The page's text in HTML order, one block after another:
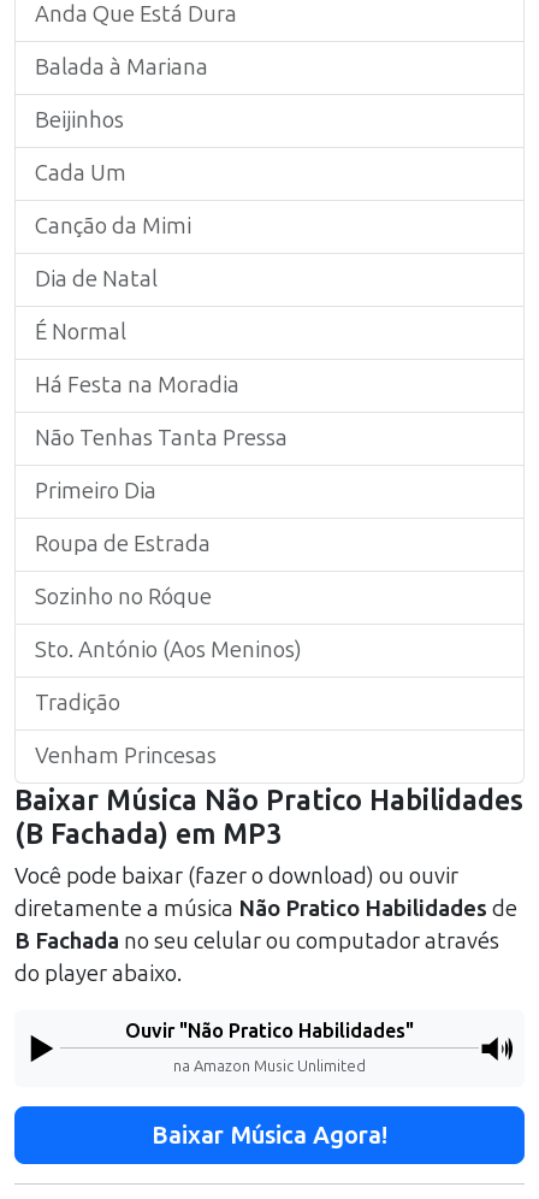
Anda Que Está Dura
Balada à Mariana
Beijinhos
Cada Um
Canção da Mimi
Dia de Natal
É Normal
Há Festa na Moradia
Não Tenhas Tanta Pressa
Primeiro Dia
Roupa de Estrada
Sozinho no Róque
Sto. António (Aos Meninos)
Tradição
Venham Princesas
Baixar Música Não Pratico Habilidades
(B Fachada) em MP3
Você pode baixar (fazer o download) ou ouvir
diretamente a música Não Pratico Habilidades de
B Fachada no seu celular ou computador através
do player abaixo.
Ouvir "Não Pratico Habilidades"
na Amazon Music Unlimited
Baixar Música Agora!